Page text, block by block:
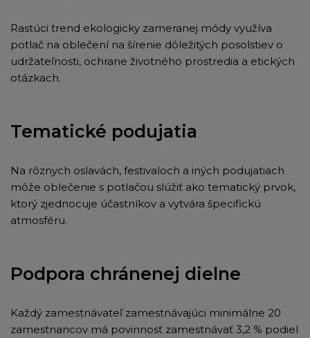
Rastúci trend ekologicky zameranej módy využíva
potlač na oblečení na šírenie dôležitých posolstiev o
udržateľnosti, ochrane životného prostredia a etických
otázkach.
Tematické podujatia
Na rôznych oslavách, festivaloch a iných podujatiach
môže oblečenie s potlačou slúžiť ako tematický prvok,
ktorý zjednocuje účastníkov a vytvára špecifickú
atmosféru.
Podpora chránenej dielne
Každý zamestnávateľ zamestnávajúci minimálne 20
zamestnancov má povinnosť zamestnávať 3,2 % podiel